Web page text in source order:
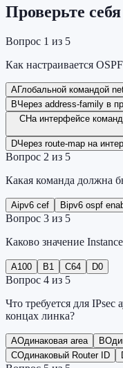
Проверьте себя
Вопрос 1 из 5
Как настраивается
AГлобальной командой
BЧерез address-family в
CНа интерфейсе
DЧерез route-map на
Вопрос 2 из 5
Какая команда должна
Aipv6 cef Bipv6 ospf
Вопрос 3 из 5
Каково значение
A100 B1 C64 D0
Вопрос 4 из 5
Что требуется для
концах линка?
AОдинаковая area B
CОдинаковый Router ID